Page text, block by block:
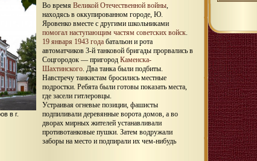
в г.
Во время Великой Отечественной войны
находясь в оккупированном городе, Ю.
Яровенко вместе с другими школьниками
помогал наступающим частям советских войск
19 января 1943 года батальон и рота
автоматчиков 3-й танковой бригады прорвались в
Соцгородок — пригород Каменска-
Шахтинского . Два танка были подбиты.
Навстречу танкистам бросились местные
подростки. Ребята были готовы показать места,
где засели гитлеровцы.
Устраивая огневые позиции, фашисты
подпиливали деревянные ворота домов, а во
дворах мирных жителей устанавливали
противотанковые пушки. Затем водружали
заборы на место и подпирали их чем-нибудь